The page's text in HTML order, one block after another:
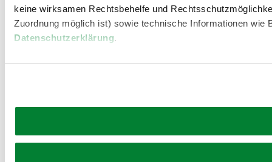
keine wirksamen Rechtsbehelfe und
Zuordnung möglich ist) sowie technische Informationen
Datenschutzerklärung.